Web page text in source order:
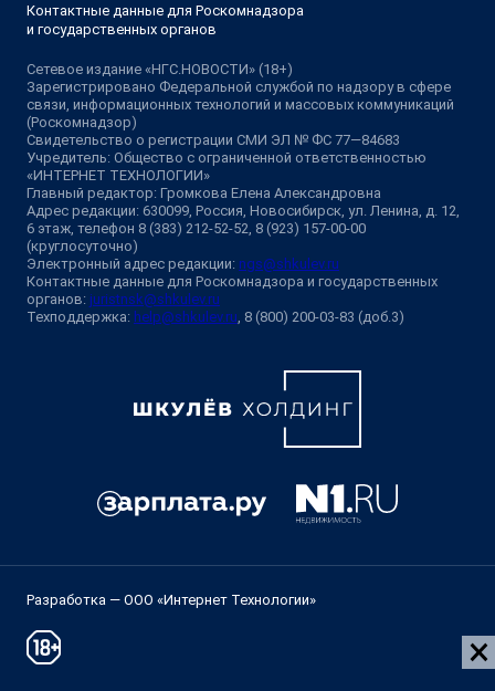
Контактные данные для Роскомнадзора
и государственных органов
Сетевое издание «НГС.НОВОСТИ» (18+)
Зарегистрировано Федеральной службой по надзору в сфере
связи, информационных технологий и массовых коммуникаций
(Роскомнадзор)
Свидетельство о регистрации СМИ ЭЛ № ФС 77—84683
Учредитель: Общество с ограниченной ответственностью
«ИНТЕРНЕТ ТЕХНОЛОГИИ»
Главный редактор: Громкова Елена Александровна
Адрес редакции: 630099, Россия, Новосибирск, ул. Ленина, д. 12,
6 этаж, телефон 8 (383) 212-52-52, 8 (923) 157-00-00
(круглосуточно)
Электронный адрес редакции: ngs@shkulev.ru
Контактные данные для Роскомнадзора и государственных
органов: juristnsk@shkulev.ru
Техподдержка: help@shkulev.ru , 8 (800) 200-03-83 (доб.3)
Разработка — ООО «Интернет Технологии»